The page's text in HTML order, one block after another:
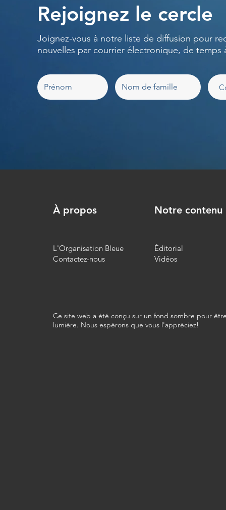
Rejoignez le cercle
Joignez-vous à notre liste de diffusion pour
nouvelles par courrier électronique, de temps
À propos Notre contenu
L'Organisation Bleue
Contactez-nous
Éditorial
Vidéos
Ce site web a été conçu sur un fond sombre pour
lumière. Nous espérons que vous l'appréciez!